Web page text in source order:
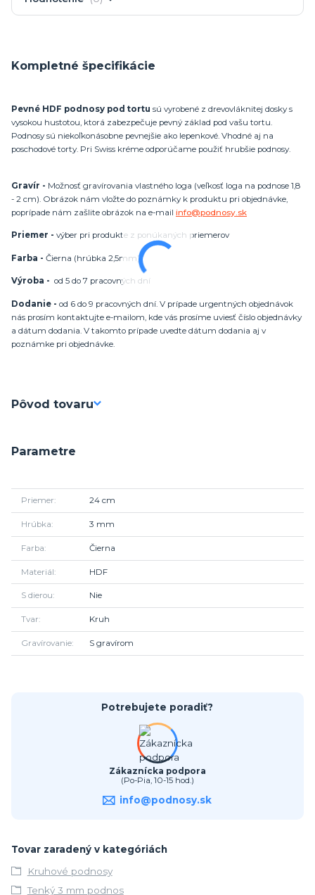
Kompletné špecifikácie
Pevné HDF podnosy pod tortu sú vyrobené z drevovláknitej dosky s
vysokou hustotou, ktorá zabezpečuje pevný základ pod vašu tortu.
Podnosy sú niekoľkonásobne pevnejšie ako lepenkové. Vhodné aj na
poschodové torty. Pri Swiss kréme odporúčame použiť hrubšie podnosy.
Gravír - Možnosť gravírovania vlastného loga (veľkosť loga na podnose 1,8
- 2 cm). Obrázok nám vložte do poznámky k produktu pri objednávke,
poprípade nám zašlite obrázok na e-mail info@podnosy.sk
Priemer - výber pri produkte z ponúkaných priemerov
Farba - Čierna (hrúbka 2,5mm)
Výroba - od 5 do 7 pracovných dní
Dodanie - od 6 do 9 pracovných dní. V prípade urgentných objednávok
nás prosím kontaktujte e-mailom, kde vás prosíme uviesť číslo objednávky
a dátum dodania. V takomto prípade uvedte dátum dodania aj v
poznámke pri objednávke.
Pôvod tovaru
Parametre
Priemer 24 cm
Hrúbka 3 mm
Farba Čierna
Materiál HDF
S dierou Nie
Tvar Kruh
Gravírovanie S gravírom
Potrebujete poradiť?
Zákaznícka podpora
(Po-Pia, 10-15 hod.)
info@podnosy.sk
Tovar zaradený v kategóriách
Kruhové podnosy
Tenký 3 mm podnos